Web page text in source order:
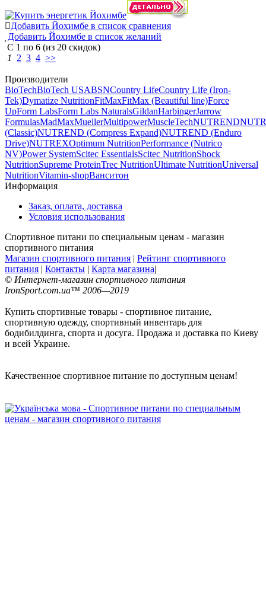
Добавить Йохимбе в список сравнения
Добавить Йохимбе в список желаний
С 1 по 6 (из 20 скидок)
1
2 3 4 >>
Производители
BioTechBioTech USABSNCountry LifeCountry Life (Iron-
Tek)Dymatize NutritionFitMaxFitMax (Beautiful line)Force
UpForm LabsForm Labs NaturalsGildanHarbingerJarrow
FormulasMadMaxMuellerMultipowerMuscleTechNUTREND
(Classic)NUTREND (Compress Expand)NUTREND (Enduro
Drive)NUTREXOptimum NutritionPerformance (Nutrico
NV)Power SystemScitec EssentialsScitec NutritionShock
NutritionSupreme ProteinTrec NutritionUltimate NutritionUniversal
NutritionVitamin-shopВанситон
Информация
Заказ, оплата, доставка
Условия использования
Спортивное питани по специальным ценам - магазин
спортивного питания
Магазин спортивного питания | Рейтинг спортивного
питания | Контакты | Карта магазина|
© Интернет-магазин спортивного питания
IronSport.com.ua™ 2006—2019
Купить спортивные товары - спортивное питание,
спортивную одежду, спортивный инвентарь для
бодибилдинга, спорта и досуга. Продажа и доставка по Киеву
и всей Украине.
Качественное спортивное питание по доступным ценам!